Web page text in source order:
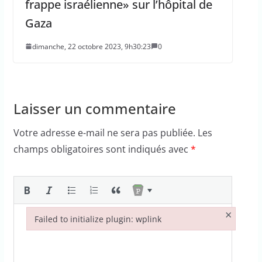
frappe israélienne» sur l’hôpital de
Gaza
dimanche, 22 octobre 2023, 9h30:23 0
Laisser un commentaire
Votre adresse e-mail ne sera pas publiée. Les
champs obligatoires sont indiqués avec *
Failed to initialize plugin: wplink ×
Failed to initialize plugin: wplink